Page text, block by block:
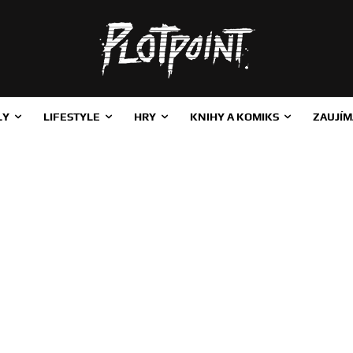
LIFESTYLE HRY KNIHY A KOMIKS